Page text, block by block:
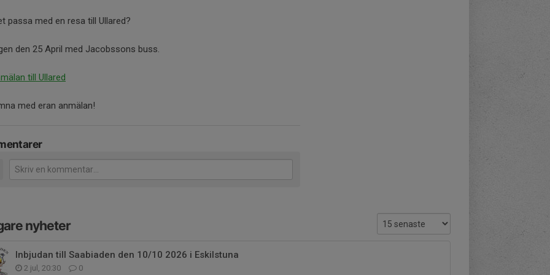
passa med en resa till Ullared?
den 25 April med Jacobssons buss.
till Ullared
med eran anmälan!
nyheter
Inbjudan till Saabiaden den 10/10 2026 i Eskilstuna
2 jul, 20:30 0